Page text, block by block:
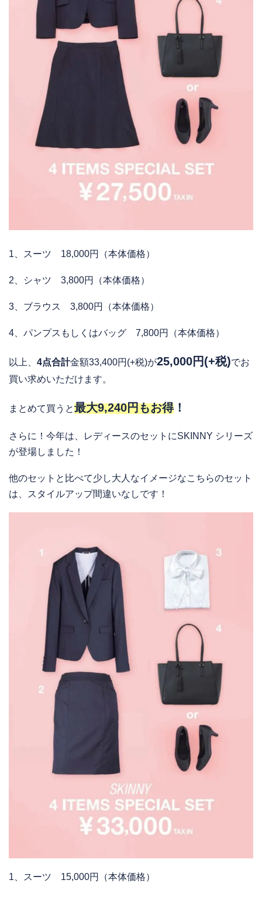
1、スーツ 18,000円（本体価格）
2、シャツ 3,800円（本体価格）
3、ブラウス 3,800円（本体価格）
4、パンプスもしくはバッグ 7,800円（本体価格）
以上、 4点合計金額33,400円(+税)が25,000円(+税)でお
買い求めいただけます。
まとめて買うと最大9,240円もお得！
さらに！今年は、レディースのセットにSKINNY シリーズ
が登場しました！
他のセットと比べて少し大人なイメージなこちらのセット
は、スタイルアップ間違いなしです！
1、スーツ 15,000円（本体価格）